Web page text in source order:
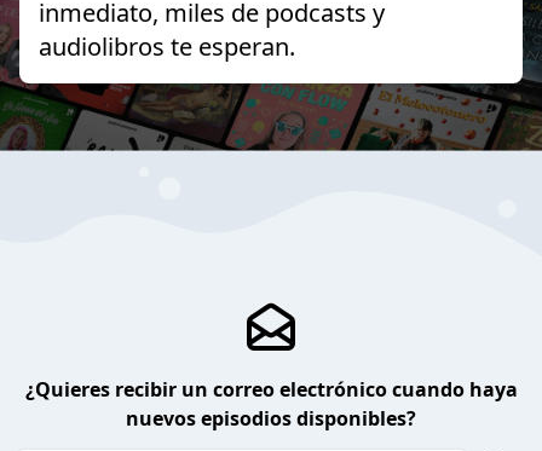
inmediato, miles de podcasts y
audiolibros te esperan.
¿Quieres recibir un correo electrónico cuando haya
nuevos episodios disponibles?